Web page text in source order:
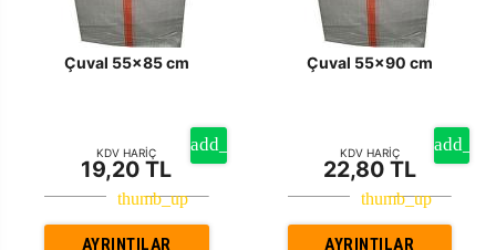
Çuval 55x85 cm
KDV HARİÇ
19,20 TL
AYRINTILAR
Çuval 55x90 cm
KDV HARİÇ
22,80 TL
AYRINTILAR